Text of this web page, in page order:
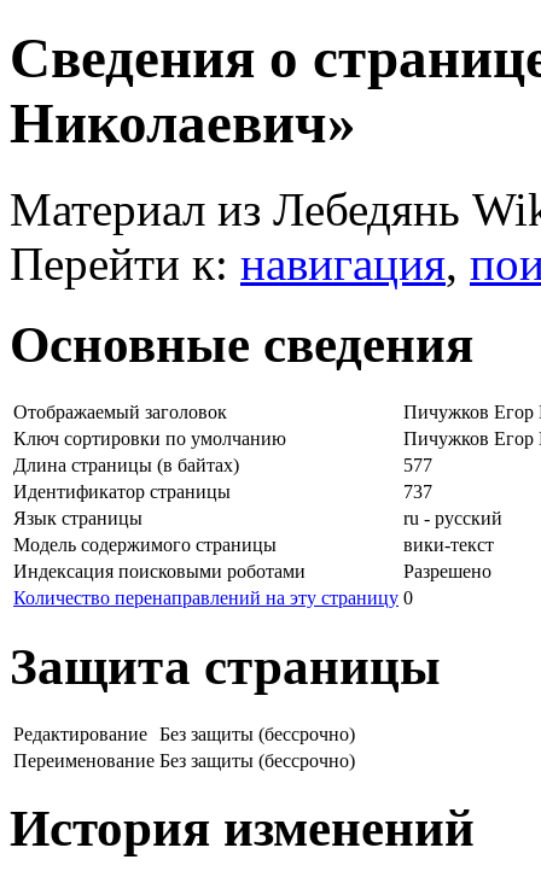
Сведения о
Николаевич»
Материал из Лебедянь
Перейти к: навигация,
Основные сведения
Отображаемый заголовок
Пичужков Егор
Ключ сортировки по умолчанию
Пичужков Егор
Длина страницы (в байтах)
577
Идентификатор страницы
737
Язык страницы
ru - русский
Модель содержимого страницы
вики-текст
Индексация поисковыми роботами
Разрешено
Количество перенаправлений на эту страницу 0
Защита страницы
Редактирование Без защиты (бессрочно)
Переименование Без защиты (бессрочно)
История изменений